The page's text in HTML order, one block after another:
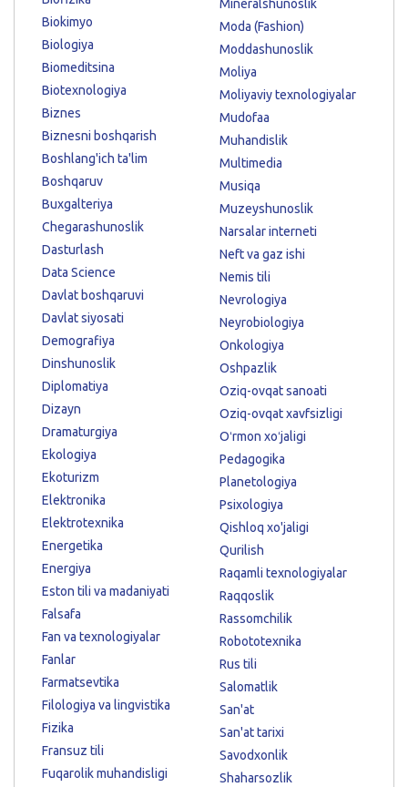
Biokimyo
Biologiya
Biomeditsina
Biotexnologiya
Biznes
Biznesni boshqarish
Boshlang'ich ta'lim
Boshqaruv
Buxgalteriya
Chegarashunoslik
Dasturlash
Data Science
Davlat boshqaruvi
Davlat siyosati
Demografiya
Dinshunoslik
Diplomatiya
Dizayn
Dramaturgiya
Ekologiya
Ekoturizm
Elektronika
Elektrotexnika
Energetika
Energiya
Eston tili va madaniyati
Falsafa
Fan va texnologiyalar
Fanlar
Farmatsevtika
Filologiya va lingvistika
Fizika
Fransuz tili
Fuqarolik muhandisligi
Mineralshunoslik
Moda (Fashion)
Moddashunoslik
Moliya
Moliyaviy texnologiyalar
Mudofaa
Muhandislik
Multimedia
Musiqa
Muzeyshunoslik
Narsalar interneti
Neft va gaz ishi
Nemis tili
Nevrologiya
Neyrobiologiya
Onkologiya
Oshpazlik
Oziq-ovqat sanoati
Oziq-ovqat xavfsizligi
Oʻrmon xoʻjaligi
Pedagogika
Planetologiya
Psixologiya
Qishloq xo'jaligi
Qurilish
Raqamli texnologiyalar
Raqqoslik
Rassomchilik
Robototexnika
Rus tili
Salomatlik
San'at
San'at tarixi
Savodxonlik
Shaharsozlik